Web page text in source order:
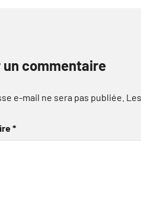
un commentaire
e-mail ne sera pas publiée.
*